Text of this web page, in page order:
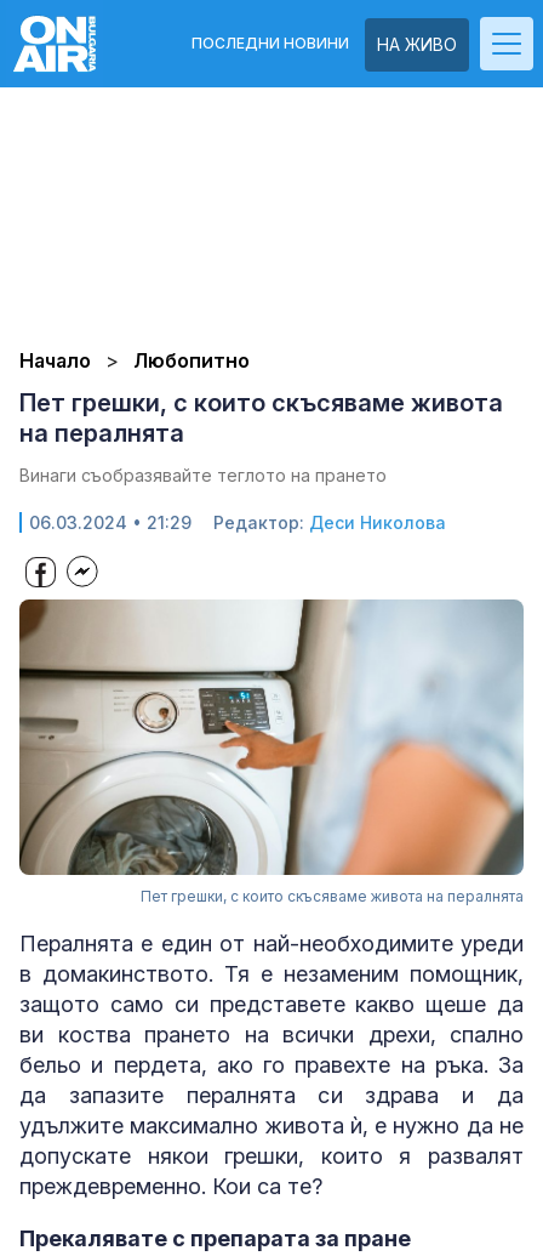
НА ЖИВО
ПОСЛЕДНИ НОВИНИ
Начало Любопитно
Пет грешки, с които скъсяваме живота
на пералнята
Винаги съобразявайте теглото на прането
06.03.2024 • 21:29 Редактор: Деси Николова
Пет грешки, с които скъсяваме живота на пералнята
Пералнята е един от най-необходимите уреди
в домакинството. Тя е незаменим помощник,
защото само си представете какво щеше да
ви коства прането на всички дрехи, спално
бельо и пердета, ако го правехте на ръка. За
да запазите пералнята си здрава и да
удължите максимално живота ѝ, е нужно да не
допускате някои грешки, които я развалят
преждевременно. Кои са те?
Прекалявате с препарата за пране